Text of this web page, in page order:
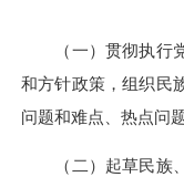
（一）贯彻执行党
和方针政策，组织民
问题和难点、热点问
（二）起草民族、